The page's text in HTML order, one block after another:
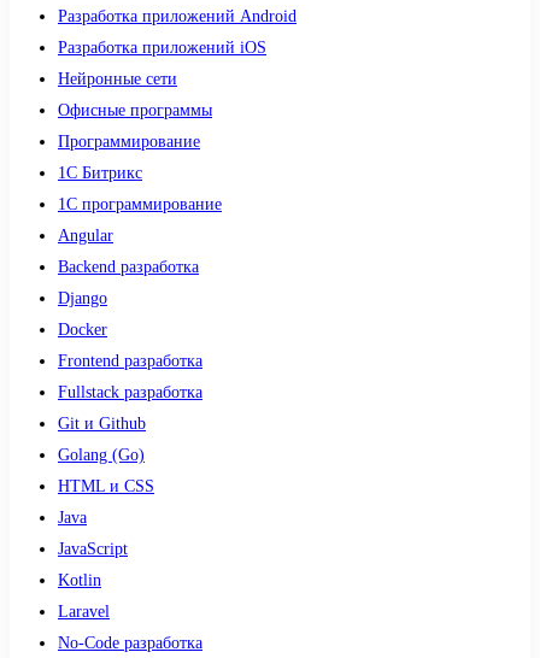
Разработка приложений Android
Разработка приложений iOS
Нейронные сети
Офисные программы
Программирование
1С Битрикс
1С программирование
Angular
Backend разработка
Django
Docker
Frontend разработка
Fullstack разработка
Git и Github
Golang (Go)
HTML и CSS
Java
JavaScript
Kotlin
Laravel
No-Code разработка